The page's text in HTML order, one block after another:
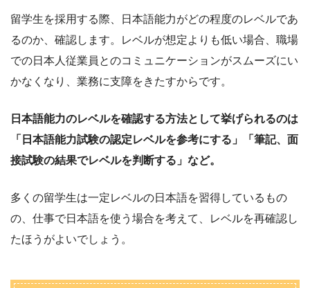
留学生を採用する際、日本語能力がどの程度のレベルであ
るのか、確認します。レベルが想定よりも低い場合、職場
での日本人従業員とのコミュニケーションがスムーズにい
かなくなり、業務に支障をきたすからです。
日本語能力のレベルを確認する方法として挙げられるのは
「日本語能力試験の認定レベルを参考にする」「筆記、面
接試験の結果でレベルを判断する」など。
多くの留学生は一定レベルの日本語を習得しているもの
の、仕事で日本語を使う場合を考えて、レベルを再確認し
たほうがよいでしょう。